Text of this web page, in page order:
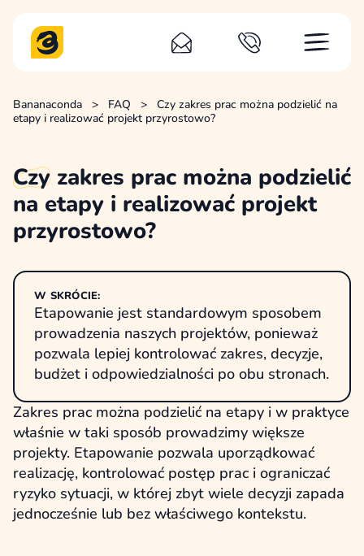
Bananaconda > FAQ >
Czy zakres prac można podzielić na
etapy i realizować projekt przyrostowo?
Czy zakres prac można podzielić
na etapy i realizować projekt
przyrostowo?
W SKRÓCIE:
Etapowanie jest standardowym sposobem
prowadzenia naszych projektów, ponieważ
pozwala lepiej kontrolować zakres, decyzje,
budżet i odpowiedzialności po obu stronach.
Zakres prac można podzielić na etapy i w praktyce
właśnie w taki sposób prowadzimy większe
projekty. Etapowanie pozwala uporządkować
realizację, kontrolować postęp prac i ograniczać
ryzyko sytuacji, w której zbyt wiele decyzji zapada
jednocześnie lub bez właściwego kontekstu.